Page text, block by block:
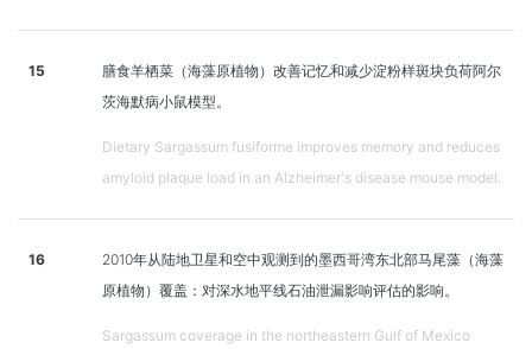
15
膳食羊栖菜（海藻原植物）改善记忆和减少淀粉样斑块负荷阿尔
茨海默病小鼠模型。
Dietary Sargassum fusiforme improves memory and reduces
amyloid plaque load in an Alzheimer's disease mouse model.
16
2010年从陆地卫星和空中观测到的墨西哥湾东北部马尾藻（海藻
原植物）覆盖：对深水地平线石油泄漏影响评估的影响。
Sargassum coverage in the northeastern Gulf of Mexico